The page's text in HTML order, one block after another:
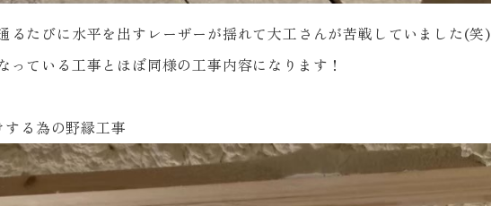
るたびに水平を出すレーザーが揺れて大工さんが苦戦していました(笑)
ている工事とほぼ同様の工事内容になります！
する為の野縁工事